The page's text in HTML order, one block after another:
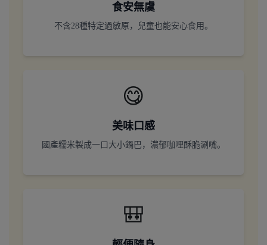
食安無虞
不含28種特定過敏原，兒童也能安心食用。
😋
美味口感
國產糯米製成一口大小鍋巴，濃郁咖哩酥脆涮嘴。
🎒